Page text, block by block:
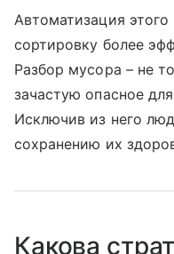
Автоматизация этого
сортировку более
Разбор мусора – не
зачастую опасное
Исключив из него
сохранению их
Какова